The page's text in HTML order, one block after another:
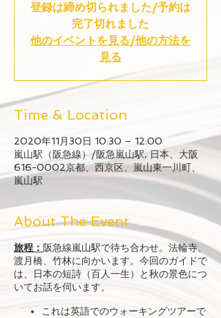
登録は締め切られました/予約は
完了切れました
他のイベントを見る/他の方法を
見る
Time & Location
2020年11月30日 10:30 – 12:00
嵐山駅（阪急線）/阪急嵐山駅, 日本、大阪
616-0002京都、西京区、嵐山東一川町、
嵐山駅
About The Event
旅程： 阪急線嵐山駅で待ち合わせ。法輪寺、
渡月橋、竹林に向かいます。今回のガイドで
は、日本の短詩（百人一生）と秋の景色につ
いてお話を伺います。
これは英語でのウォーキングツアーで